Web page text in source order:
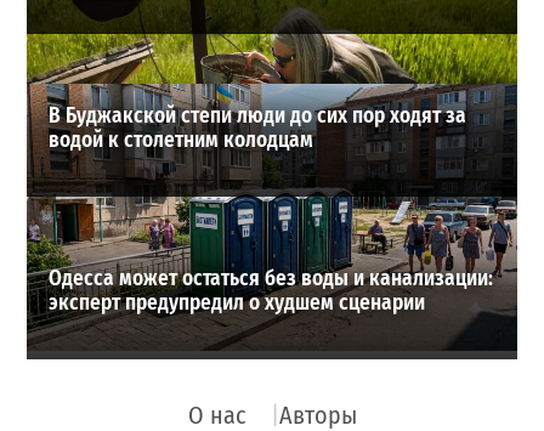
В Буджакской степи люди до сих пор ходят за
водой к столетним колодцам
Одесса может остаться без воды и канализации:
эксперт предупредил о худшем сценарии
О нас Авторы